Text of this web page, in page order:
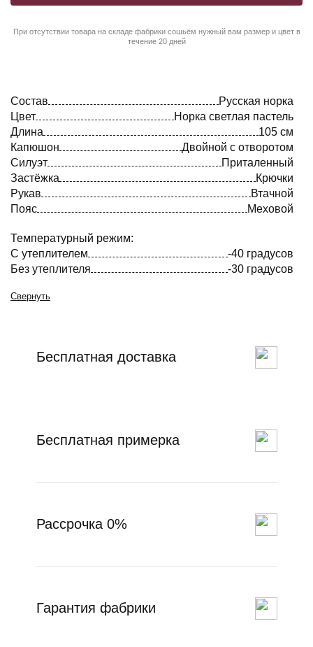
При отсутствии товара на складе фабрики сошьём нужный вам размер и цвет в
течение 20 дней
Состав
Русская норка
Цвет
Норка светлая пастель
Длина
105 см
Капюшон
Двойной с отворотом
Силуэт
Приталенный
Застёжка
Крючки
Рукав
Втачной
Пояс
Меховой
Температурный режим:
С утеплителем
-40 градусов
Без утеплителя
-30 градусов
Свернуть
Бесплатная доставка
Бесплатная примерка
Рассрочка 0%
Гарантия фабрики